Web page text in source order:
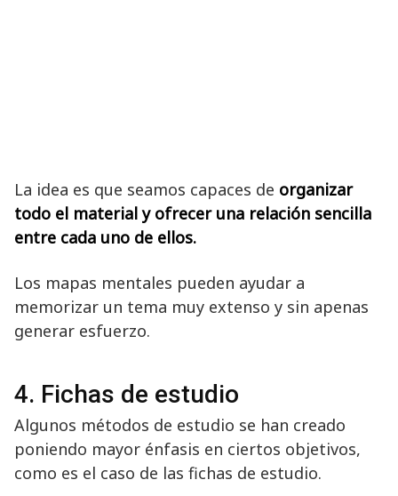
La idea es que seamos capaces de organizar
todo el material y ofrecer una relación sencilla
entre cada uno de ellos.
Los mapas mentales pueden ayudar a
memorizar un tema muy extenso y sin apenas
generar esfuerzo.
4. Fichas de estudio
Algunos métodos de estudio se han creado
poniendo mayor énfasis en ciertos objetivos,
como es el caso de las fichas de estudio.